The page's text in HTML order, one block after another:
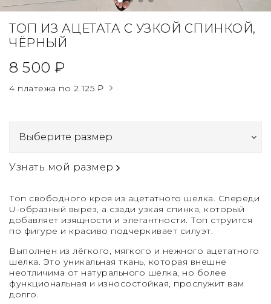
ТОП ИЗ АЦЕТАТА С УЗКОЙ СПИНКОЙ,
ЧЁРНЫЙ
8 500 ₽
4 платежа по 2 125 ₽
Узнать мой размер
Топ свободного кроя из ацетатного шелка. Спереди
U-образный вырез, а сзади узкая спинка, который
добавляет изящности и элегантности. Топ струится
по фигуре и красиво подчеркивает силуэт.
Выполнен из лёгкого, мягкого и нежного ацетатного
шелка. Это уникальная ткань, которая внешне
неотличима от натурального шелка, но более
функциональная и износостойкая, прослужит вам
долго.